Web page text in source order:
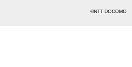
©NTT DOCOMO